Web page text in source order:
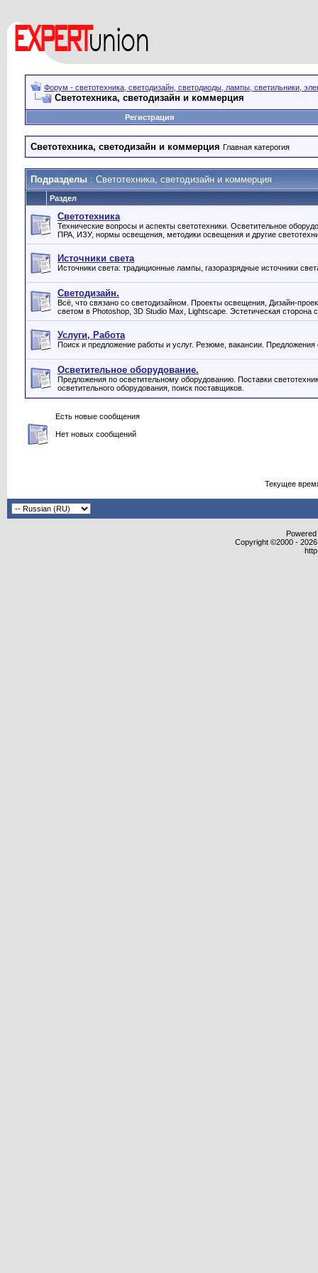
Форум - светотехника, светодизайн, светодиоды, лампы, светильники,
Светотехника, светодизайн и коммерция
Регистрация
Светотехника, светодизайн и коммерция Главная катерогия
Подразделы : Светотехника, светодизайн и коммерция
Раздел
Светотехника
Технические вопросы и аспекты светотехники. Осветительное
ПРА, ИЗУ, нормы освещения, методики освещения и другие
Источники света
Источники света: традиционные лампы, газоразрядные источники
Светодизайн.
Всё, что связано со светодизайном. Проекты освещения, Дизайн-
светом в Photoshop, 3D Studio Max, Lightscape. Эстетическая сторона
Услуги, Работа
Поиск и предложение работы и услуг. Резюме, вакансии.
Осветительное оборудование.
Предложения по осветительному оборудованию. Поставки
осветительного оборудования, поиск поставщиков.
Есть новые сообщения
Нет новых сообщений
Текущее
Copyright ©2000 -